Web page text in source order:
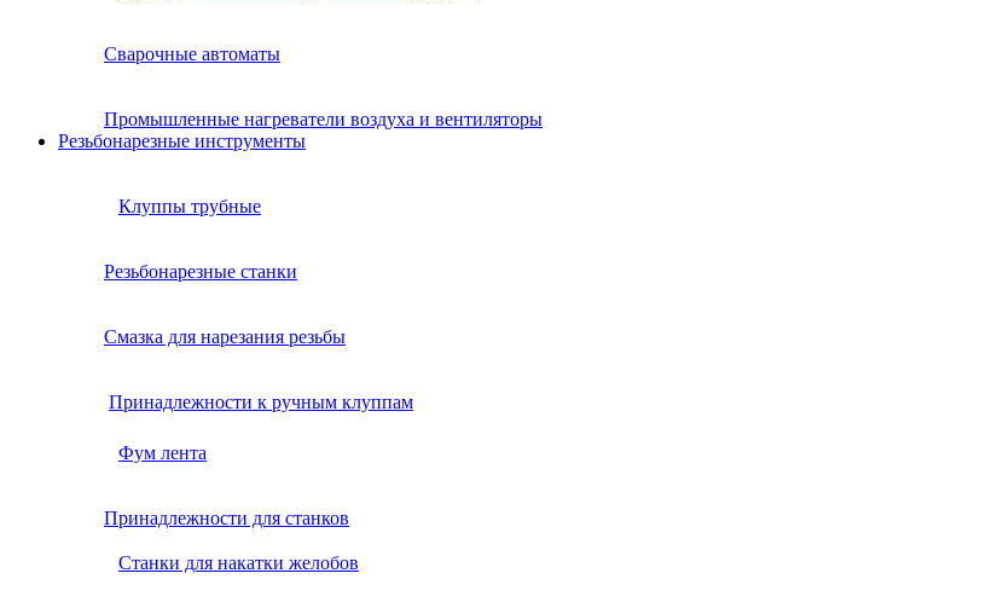
Сварочные автоматы
Промышленные нагреватели воздуха и вентиляторы
Резьбонарезные инструменты
Клуппы трубные
Резьбонарезные станки
Смазка для нарезания резьбы
Принадлежности к ручным клуппам
Фум лента
Принадлежности для станков
Станки для накатки желобов